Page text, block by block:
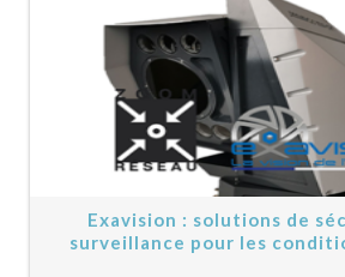
Exavision : solutions de
surveillance pour les